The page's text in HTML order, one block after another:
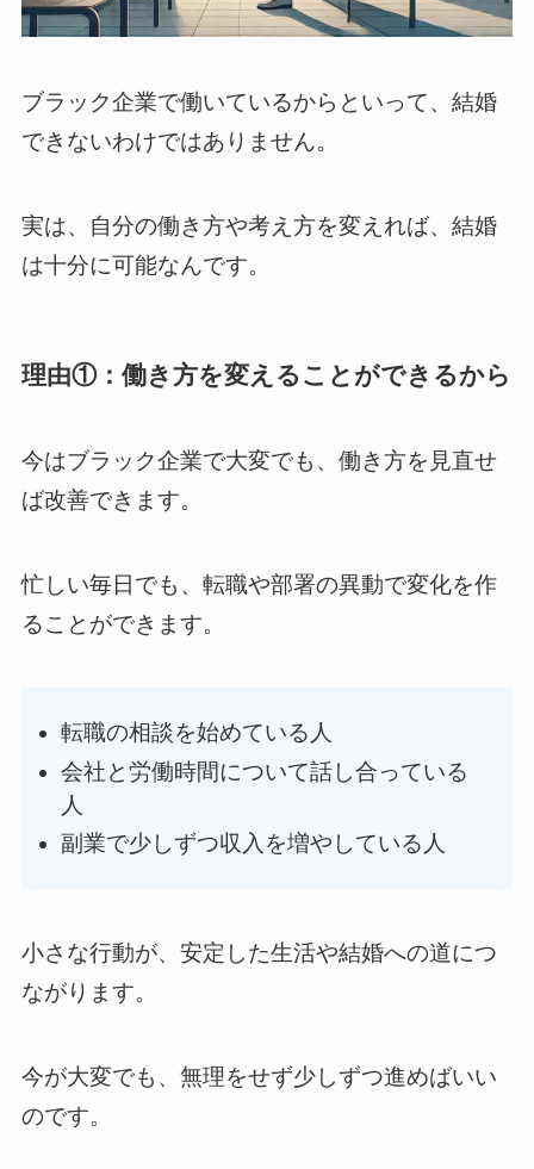
ブラック企業で働いているからといって、結婚
できないわけではありません。
実は、自分の働き方や考え方を変えれば、結婚
は十分に可能なんです。
理由①：働き方を変えることができるから
今はブラック企業で大変でも、働き方を見直せ
ば改善できます。
忙しい毎日でも、転職や部署の異動で変化を作
ることができます。
転職の相談を始めている人
会社と労働時間について話し合っている
人
副業で少しずつ収入を増やしている人
小さな行動が、安定した生活や結婚への道につ
ながります。
今が大変でも、無理をせず少しずつ進めばいい
のです。